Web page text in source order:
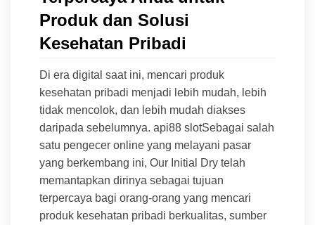
Produk dan Solusi
Kesehatan Pribadi
Di era digital saat ini, mencari produk
kesehatan pribadi menjadi lebih mudah, lebih
tidak mencolok, dan lebih mudah diakses
daripada sebelumnya. api88 slotSebagai salah
satu pengecer online yang melayani pasar
yang berkembang ini, Our Initial Dry telah
memantapkan dirinya sebagai tujuan
terpercaya bagi orang-orang yang mencari
produk kesehatan pribadi berkualitas, sumber